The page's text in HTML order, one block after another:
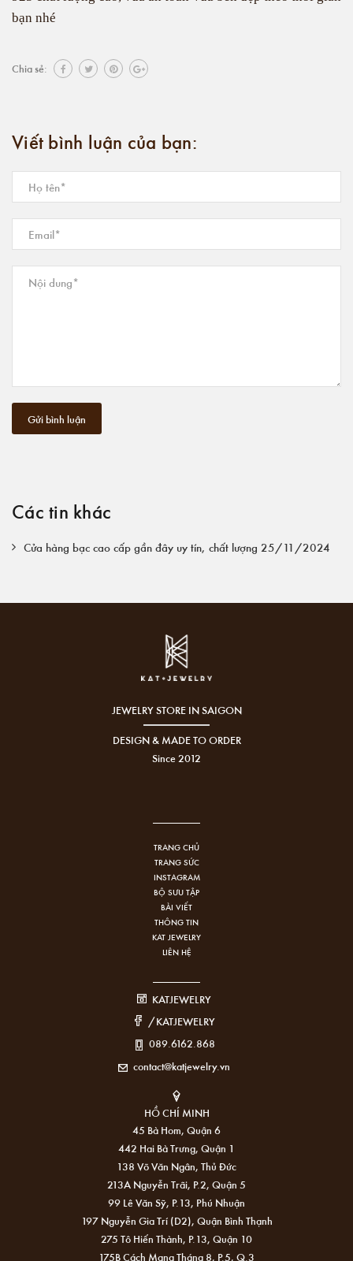
bạn nhé
Chia sẻ:
Viết bình luận của bạn:
Gửi bình luận
Các tin khác
Cửa hàng bạc cao cấp gần đây uy tín, chất lượng 25/11/2024
JEWELRY STORE IN SAIGON
DESIGN & MADE TO ORDER
Since 2012
TRANG CHỦ
TRANG SỨC
INSTAGRAM
BỘ SƯU TẬP
BÀI VIẾT
THÔNG TIN
KAT JEWELRY
LIÊN HỆ
KATJEWELRY
/KATJEWELRY
089.6162.868
contact@katjewelry.vn
HỒ CHÍ MINH
45 Bà Hom, Quận 6
442 Hai Bà Trưng, Quận 1
138 Võ Văn Ngân, Thủ Đức
213A Nguyễn Trãi, P.2, Quận 5
99 Lê Văn Sỹ, P.13, Phú Nhuận
197 Nguyễn Gia Trí (D2), Quận Bình Thạnh
275 Tô Hiến Thành, P.13, Quận 10
175B Cách Mạng Tháng 8, P.5, Q.3